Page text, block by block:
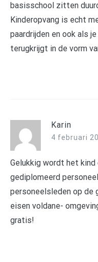
basisschool zitten
Kinderopvang is echt
paardrijden en ook als
terugkrijgt in de vorm
Karin
4 februari
Gelukkig wordt het kind
gediplomeerd
personeelsleden op de
eisen voldane-
gratis!